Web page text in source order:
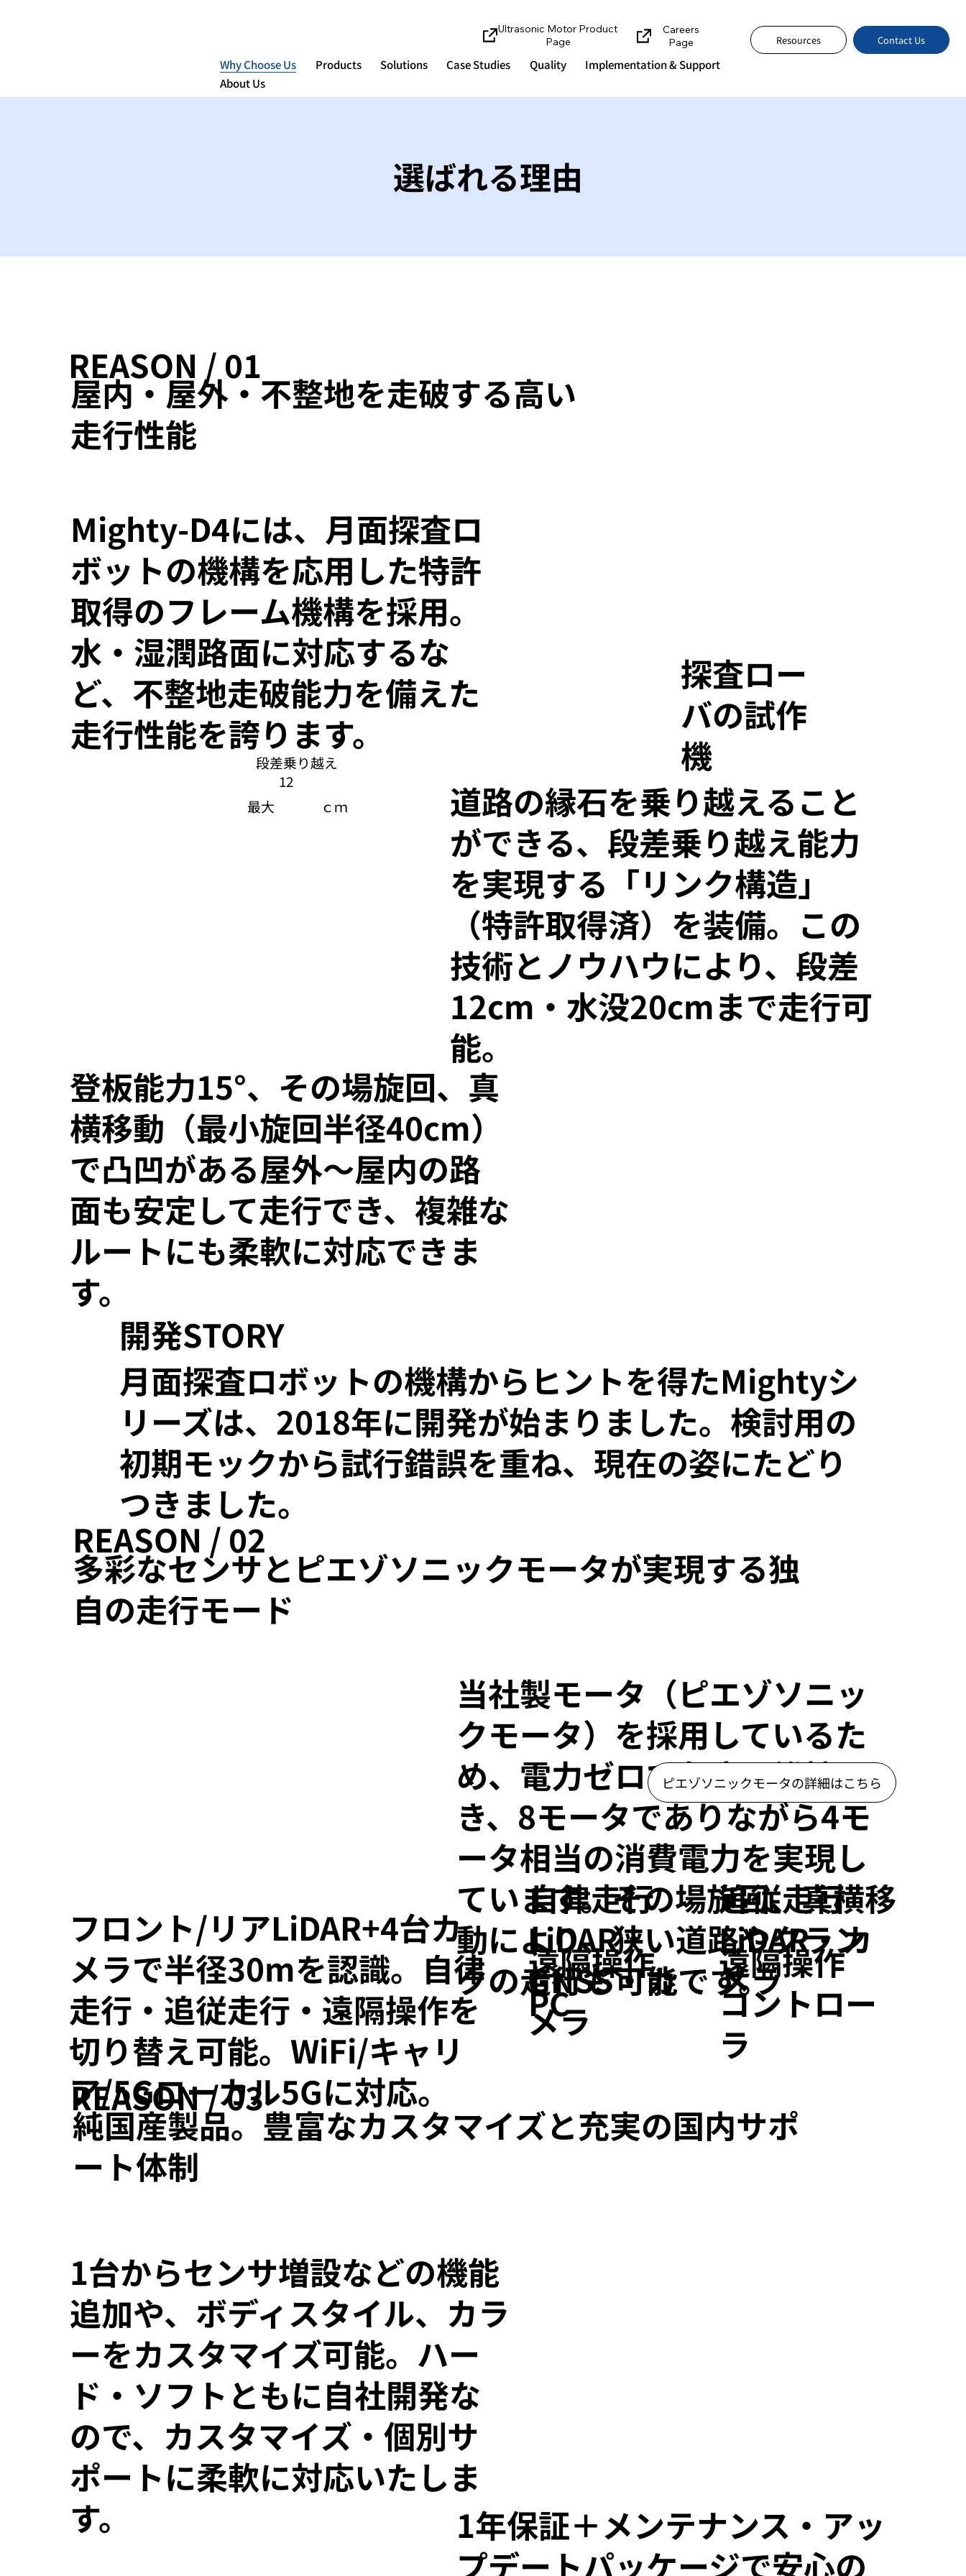
Why Choose Us Products Solutions Case Studies Quality
Implementation & Support
About Us
Ultrasonic Motor Product
Page
Careers
Page
Resources Contact Us
選ばれる理由
REASON / 01
屋内・屋外・不整地を走破する高い
走行性能
探査ロー
バの試作
機
Mighty-D4には、月面探査ロ
ボットの機構を応用した特許
取得のフレーム機構を採用。
水・湿潤路面に対応するな
ど、不整地走破能力を備えた
走行性能を誇ります。
段差乗り越え
最大
12
ｃｍ
登板能力15°、その場旋回、真
横移動（最小旋回半径40cm）
で凸凹がある屋外～屋内の路
面も安定して走行でき、複雑な
ルートにも柔軟に対応できま
す。
月面探査ロボットの機構からヒントを得たMightyシ
リーズは、2018年に開発が始まりました。検討用の
初期モックから試行錯誤を重ね、現在の姿にたどり
つきました。
開発STORY
REASON / 02
多彩なセンサとピエゾソニックモータが実現する独
自の走行モード
フロント/リアLiDAR+4台カ
メラで半径30mを認識。自律
走行・追従走行・遠隔操作を
切り替え可能。WiFi/キャリ
ア/5Gローカル5Gに対応。
自律走行
LiDAR・
GNSS・カ
メラ
遠隔操作
PC
追従走行
LiDAR・カ
メラ
遠隔操作
コントロー
ラ
REASON / 03
純国産製品。豊富なカスタマイズと充実の国内サポ
ート体制
1台からセンサ増設などの機能
追加や、ボディスタイル、カラ
ーをカスタマイズ可能。ハー
ド・ソフトともに自社開発な
ので、カスタマイズ・個別サ
ポートに柔軟に対応いたしま
す。
道路の縁石を乗り越えること
ができる、段差乗り越え能力
を実現する「リンク構造」
（特許取得済）を装備。この
技術とノウハウにより、段差
12cm・水没20cmまで走行可
能。
当社製モータ（ピエゾソニッ
クモータ）を採用しているた
め、電力ゼロで角度を維持で
き、8モータでありながら4モ
ータ相当の消費電力を実現し
ています。その場旋回、真横移
動により、狭い道路やクラン
クの走行も可能です。
ピエゾソニックモータの詳細はこちら
1年保証＋メンテナンス・アッ
プデートパッケージで安心の